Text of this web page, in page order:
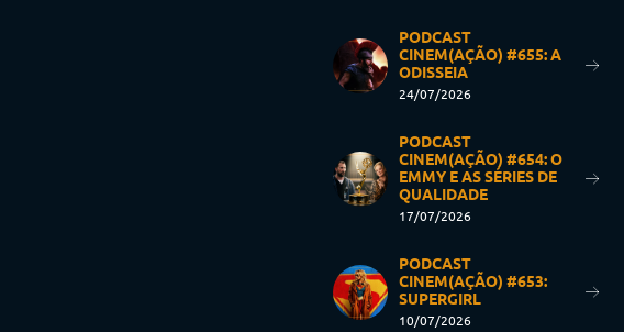
PODCAST
CINEM(AÇÃO) #655: A
ODISSEIA
24/07/2026
PODCAST
CINEM(AÇÃO) #654: O
EMMY E AS SÉRIES DE
QUALIDADE
17/07/2026
PODCAST
CINEM(AÇÃO) #653:
SUPERGIRL
10/07/2026